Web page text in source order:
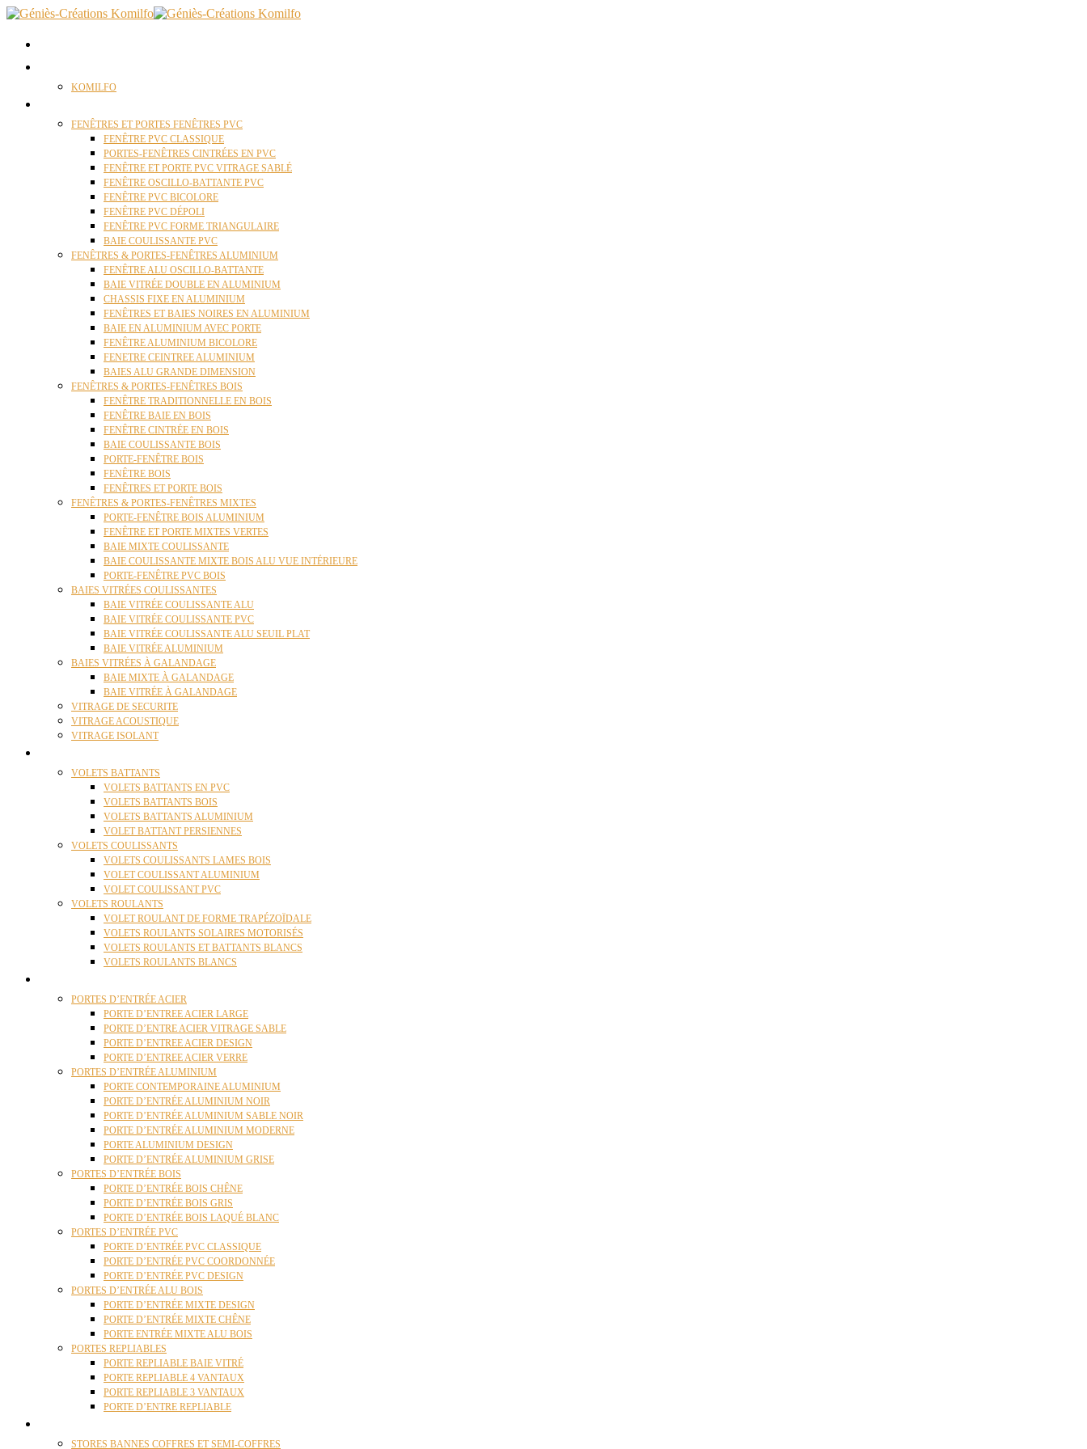
KOMILFO
FENÊTRES ET PORTES FENÊTRES PVC
FENÊTRE PVC CLASSIQUE
PORTES-FENÊTRES CINTRÉES EN PVC
FENÊTRE ET PORTE PVC VITRAGE SABLÉ
FENÊTRE OSCILLO-BATTANTE PVC
FENÊTRE PVC BICOLORE
FENÊTRE PVC DÉPOLI
FENÊTRE PVC FORME TRIANGULAIRE
BAIE COULISSANTE PVC
FENÊTRES & PORTES-FENÊTRES ALUMINIUM
FENÊTRE ALU OSCILLO-BATTANTE
BAIE VITRÉE DOUBLE EN ALUMINIUM
CHASSIS FIXE EN ALUMINIUM
FENÊTRES ET BAIES NOIRES EN ALUMINIUM
BAIE EN ALUMINIUM AVEC PORTE
FENÊTRE ALUMINIUM BICOLORE
FENETRE CEINTREE ALUMINIUM
BAIES ALU GRANDE DIMENSION
FENÊTRES & PORTES-FENÊTRES BOIS
FENÊTRE TRADITIONNELLE EN BOIS
FENÊTRE BAIE EN BOIS
FENÊTRE CINTRÉE EN BOIS
BAIE COULISSANTE BOIS
PORTE-FENÊTRE BOIS
FENÊTRE BOIS
FENÊTRES ET PORTE BOIS
FENÊTRES & PORTES-FENÊTRES MIXTES
PORTE-FENÊTRE BOIS ALUMINIUM
FENÊTRE ET PORTE MIXTES VERTES
BAIE MIXTE COULISSANTE
BAIE COULISSANTE MIXTE BOIS ALU VUE INTÉRIEURE
PORTE-FENÊTRE PVC BOIS
BAIES VITRÉES COULISSANTES
BAIE VITRÉE COULISSANTE ALU
BAIE VITRÉE COULISSANTE PVC
BAIE VITRÉE COULISSANTE ALU SEUIL PLAT
BAIE VITRÉE ALUMINIUM
BAIES VITRÉES À GALANDAGE
BAIE MIXTE À GALANDAGE
BAIE VITRÉE À GALANDAGE
VITRAGE DE SECURITE
VITRAGE ACOUSTIQUE
VITRAGE ISOLANT
VOLETS BATTANTS
VOLETS BATTANTS EN PVC
VOLETS BATTANTS BOIS
VOLETS BATTANTS ALUMINIUM
VOLET BATTANT PERSIENNES
VOLETS COULISSANTS
VOLETS COULISSANTS LAMES BOIS
VOLET COULISSANT ALUMINIUM
VOLET COULISSANT PVC
VOLETS ROULANTS
VOLET ROULANT DE FORME TRAPÉZOÏDALE
VOLETS ROULANTS SOLAIRES MOTORISÉS
VOLETS ROULANTS ET BATTANTS BLANCS
VOLETS ROULANTS BLANCS
PORTES D’ENTRÉE ACIER
PORTE D’ENTREE ACIER LARGE
PORTE D’ENTRE ACIER VITRAGE SABLE
PORTE D’ENTREE ACIER DESIGN
PORTE D’ENTREE ACIER VERRE
PORTES D’ENTRÉE ALUMINIUM
PORTE CONTEMPORAINE ALUMINIUM
PORTE D’ENTRÉE ALUMINIUM NOIR
PORTE D’ENTRÉE ALUMINIUM SABLE NOIR
PORTE D’ENTRÉE ALUMINIUM MODERNE
PORTE ALUMINIUM DESIGN
PORTE D’ENTRÉE ALUMINIUM GRISE
PORTES D’ENTRÉE BOIS
PORTE D’ENTRÉE BOIS CHÊNE
PORTE D’ENTRÉE BOIS GRIS
PORTE D’ENTRÉE BOIS LAQUÉ BLANC
PORTES D’ENTRÉE PVC
PORTE D’ENTRÉE PVC CLASSIQUE
PORTE D’ENTRÉE PVC COORDONNÉE
PORTE D’ENTRÉE PVC DESIGN
PORTES D’ENTRÉE ALU BOIS
PORTE D’ENTRÉE MIXTE DESIGN
PORTE D’ENTRÉE MIXTE CHÊNE
PORTE ENTRÉE MIXTE ALU BOIS
PORTES REPLIABLES
PORTE REPLIABLE BAIE VITRÉ
PORTE REPLIABLE 4 VANTAUX
PORTE REPLIABLE 3 VANTAUX
PORTE D’ENTRE REPLIABLE
STORES BANNES COFFRES ET SEMI-COFFRES